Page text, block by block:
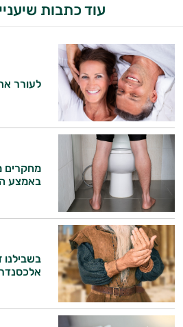
עוד כתבות
לעורר
מחקרים
באמצע
בשבילנו